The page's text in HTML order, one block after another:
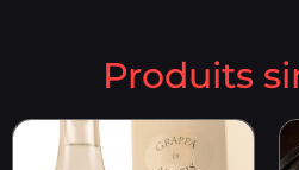
Produits